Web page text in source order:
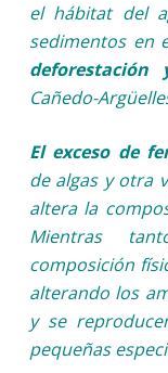
el hábitat del
sedimentos en
Cañedo-
El exceso de
de algas y otra
altera la
Mientras
composición
alterando los
y se
pequeñas